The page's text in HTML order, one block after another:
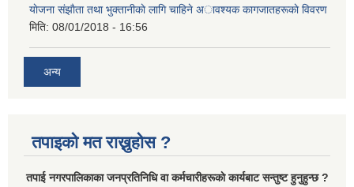
याेजना संझाैता तथा भुक्तानीकाे लागि चाहिने अावश्यक कागजातहरूकाे विवरण
मिति: 08/01/2018 - 16:56
अन्य
तपाइको मत राख्नुहोस ?
तपा‌ई नगरपालिकाका जनप्रतिनिधि वा कर्मचारीहरूकाे कार्यबाट सन्तुष्ट हुनुहुन्छ ?